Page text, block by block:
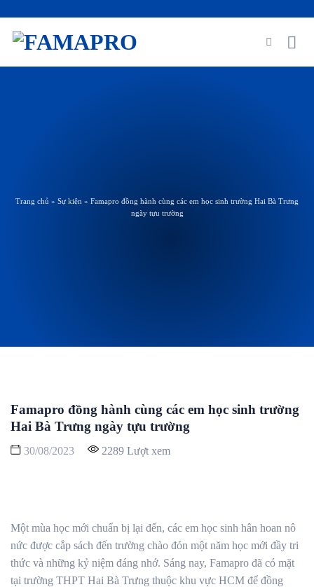
Trang chủ » Sự kiện » Famapro đồng hành cùng các em học sinh trường Hai Bà Trưng
ngày tựu trường
Famapro đồng hành cùng các em học sinh trường
Hai Bà Trưng ngày tựu trường
30/08/2023 2289 Lượt xem
Một mùa học mới chuẩn bị lại đến, các em học sinh hân hoan nô
nức được cắp sách đến trường chào đón một năm học mới đầy tri
thức và những kỷ niệm đáng nhớ. Sáng nay, Famapro đã có mặt
tại trường THPT Hai Bà Trưng thuộc khu vực HCM để đồng